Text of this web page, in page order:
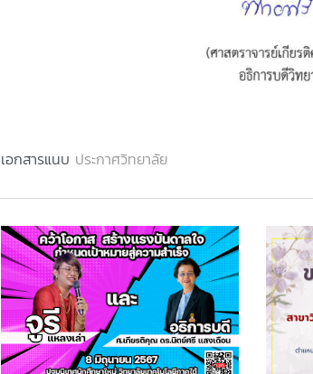
เอกสารแนบ ประกาศวิทยาลัย